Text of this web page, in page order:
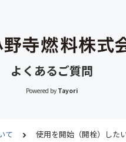
よくあるご質問
Powered by Tayori
て 使用を開始（開栓）したい